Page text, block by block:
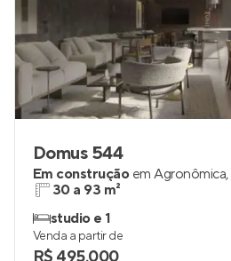
Domus 544
Em construção em Agronômica,
30 a 93 m²
studio e 1
Venda a partir de